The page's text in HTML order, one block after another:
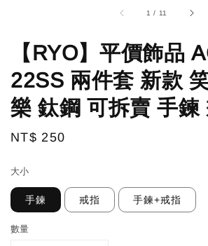
1 / 11
【RYO】平價飾品
22SS 兩件套 新款
樂 鈦鋼 可拆賣 手鍊
Regular
NT$ 250
大小
手鍊 戒指 手鍊+戒指
數量